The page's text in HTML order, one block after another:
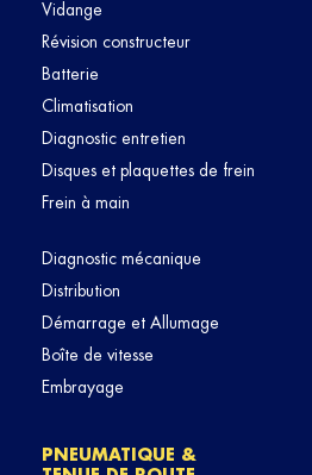
Vidange
Révision constructeur
Batterie
Climatisation
Diagnostic entretien
Disques et plaquettes de frein
Frein à main
Diagnostic mécanique
Distribution
Démarrage et Allumage
Boîte de vitesse
Embrayage
PNEUMATIQUE &